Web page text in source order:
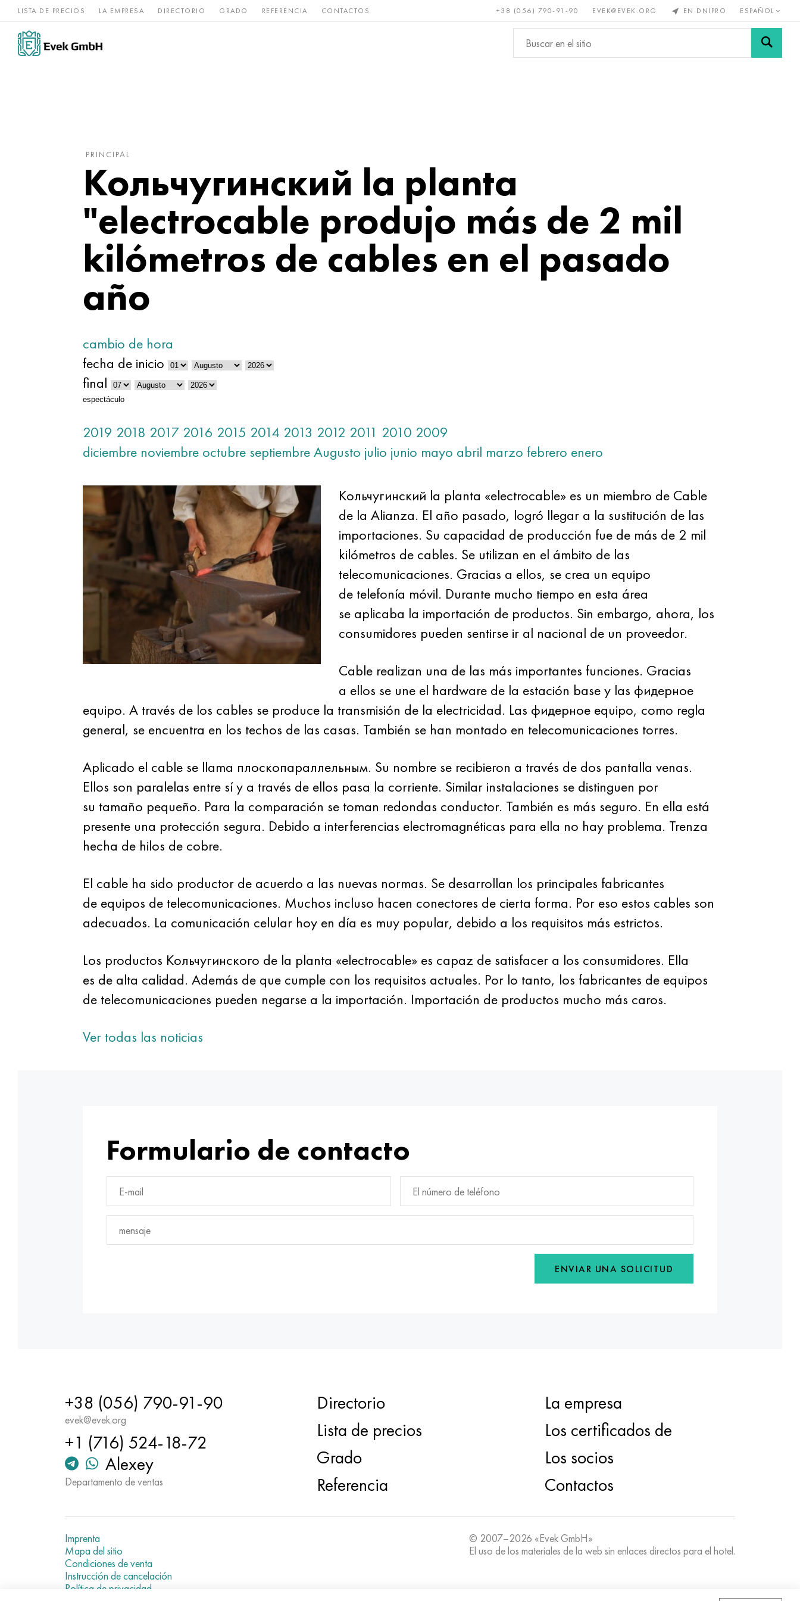
LISTA DE PRECIOS LA EMPRESA DIRECTORIO GRADO REFERENCIA CONTACTOS +38 (056) 790-91-90 EVEK@EVEK.ORG EN DNIPRO ESPAÑOL
Aleaciones de
níquel
acero Raro y Bronce, cobre, Metales no
ferrosos
Aleación de Mallas y
PRINCIPAL
Кольчугинский la planta
"electrocable produjo más de 2 mil
kilómetros de cables en el pasado
año
cambio de hora
fecha de inicio
final
espectáculo
2019 2018 2017 2016 2015 2014 2013 2012 2011 2010 2009
diciembre noviembre octubre septiembreAugusto julio junio mayo abril marzo febrero enero
Кольчугинский la planta «electrocable» es un miembro de Cable
de la Alianza. El año pasado, logró llegar a la sustitución de las
importaciones. Su capacidad de producción fue de más de 2 mil
kilómetros de cables. Se utilizan en el ámbito de las
telecomunicaciones. Gracias a ellos, se crea un equipo
de telefonía móvil. Durante mucho tiempo en esta área
se aplicaba la importación de productos. Sin embargo, ahora, los
consumidores pueden sentirse ir al nacional de un proveedor.
Cable realizan una de las más importantes funciones. Gracias
a ellos se une el hardware de la estación base y las фидерное
equipo. A través de los cables se produce la transmisión de la electricidad. Las фидерное equipo, como regla
general, se encuentra en los techos de las casas. También se han montado en telecomunicaciones torres.
Aplicado el cable se llama плоскопараллельным. Su nombre se recibieron a través de dos pantalla venas.
Ellos son paralelas entre sí y a través de ellos pasa la corriente. Similar instalaciones se distinguen por
su tamaño pequeño. Para la comparación se toman redondas conductor. También es más seguro. En ella está
presente una protección segura. Debido a interferencias electromagnéticas para ella no hay problema. Trenza
hecha de hilos de cobre.
El cable ha sido productor de acuerdo a las nuevas normas. Se desarrollan los principales fabricantes
de equipos de telecomunicaciones. Muchos incluso hacen conectores de cierta forma. Por eso estos cables son
adecuados. La comunicación celular hoy en día es muy popular, debido a los requisitos más estrictos.
Los productos Кольчугинского de la planta «electrocable» es capaz de satisfacer a los consumidores. Ella
es de alta calidad. Además de que cumple con los requisitos actuales. Por lo tanto, los fabricantes de equipos
de telecomunicaciones pueden negarse a la importación. Importación de productos mucho más caros.
Ver todas las noticias
Formulario de contacto
ENVIAR UNA SOLICITUD
+38 (056) 790-91-90
evek@evek.org
+1 (716) 524-18-72
Alexey
Departamento de ventas
Directorio
Lista de precios
Grado
Referencia
La empresa
Los certificados de
Los socios
Contactos
Imprenta
Mapa del sitio
Condiciones de venta
Instrucción de cancelación
Política de privacidad
© 2007–2026 «Evek GmbH»
El uso de los materiales de la web sin enlaces directos para el hotel.